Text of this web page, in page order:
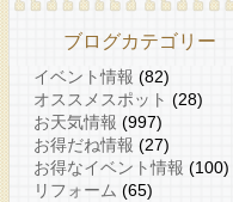
ブログカテゴリー
イベント情報 (82)
オススメスポット (28)
お天気情報 (997)
お得だね情報 (27)
お得なイベント情報 (100)
リフォーム (65)